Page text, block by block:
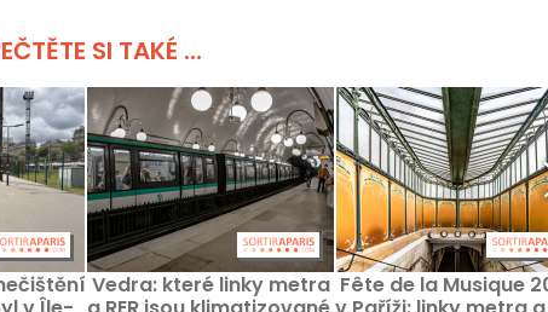
SI TAKÉ ...
Vedra: které linky metra Fête de la Musique